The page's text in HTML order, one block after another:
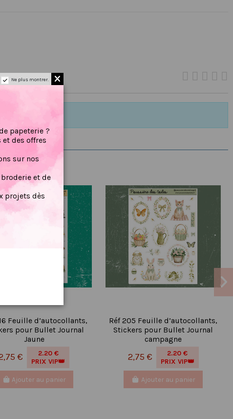
Feuille d’autocollants,
pour Bullet Journal
Jaune
€
2.20 €
PRIX VIP👑
Ajouter au panier
Réf 205 Feuille d’autocollants,
Stickers pour Bullet Journal
campagne
2,75 €
2.20 €
PRIX VIP👑
Ajouter au panier
Ne plus montrer.
papeterie ?
des offres
sur nos
et de
projets dès